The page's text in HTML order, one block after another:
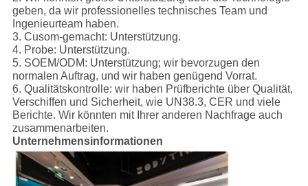
geben, da wir professionelles technisches Team und
Ingenieurteam haben.
3. Cusom-gemacht: Unterstützung.
4. Probe: Unterstützung.
5. SOEM/ODM: Unterstützung; wir bevorzugen den
normalen Auftrag, und wir haben genügend Vorrat.
6. Qualitätskontrolle: wir haben Prüfberichte über Qualität,
Verschiffen und Sicherheit, wie UN38.3, CER und viele
Berichte. Wir könnten mit Ihrer anderen Nachfrage auch
zusammenarbeiten.
Unternehmensinformationen